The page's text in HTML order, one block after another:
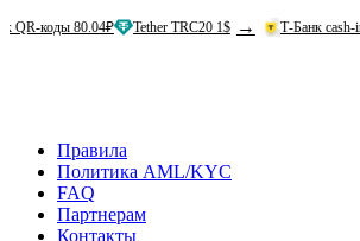
80.04₽ Tether TRC20 1$ → Т-Банк cash-in 81.87₽
Правила
Политика AML/KYC
FAQ
Партнерам
Контакты